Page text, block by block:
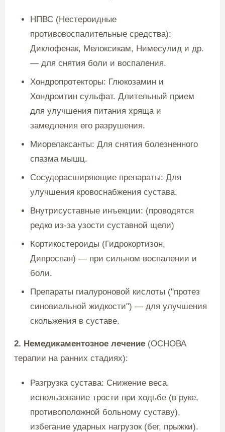
НПВС (Нестероидные
противовоспалительные средства):
Диклофенак, Мелоксикам, Нимесулид и др.
— для снятия боли и воспаления.
Хондропротекторы: Глюкозамин и
Хондроитин сульфат. Длительный прием
для улучшения питания хряща и
замедления его разрушения.
Миорелаксанты: Для снятия болезненного
спазма мышц.
Сосудорасширяющие препараты: Для
улучшения кровоснабжения сустава.
Внутрисуставные инъекции: (проводятся
редко из-за узости суставной щели)
Кортикостероиды (Гидрокортизон,
Дипроспан) — при сильном воспалении и
боли.
Препараты гиалуроновой кислоты ("протез
синовиальной жидкости") — для улучшения
скольжения в суставе.
2. Немедикаментозное лечение (ОСНОВА
терапии на ранних стадиях):
Разгрузка сустава: Снижение веса,
использование трости при ходьбе (в руке,
противоположной больному суставу),
избегание ударных нагрузок (бег, прыжки).